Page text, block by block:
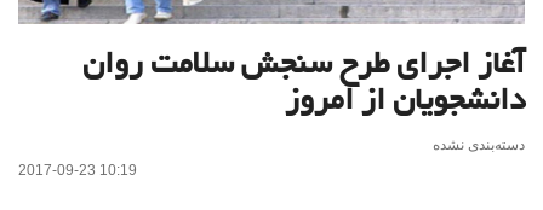
آغاز اجرای طرح سنجش سلامت روان
دانشجویان از امروز
دسته‌بندی نشده
2017-09-23 10:19